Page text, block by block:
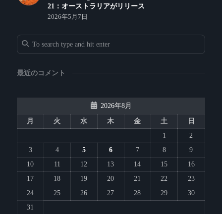
21：オーストラリアがリリース
2026年5月7日
最近のコメント
2026年8月
月 火 水 木 金 土
日
1
2
3
4 5 6 7 8
9
10
11 12 13 14 15
16
17
18 19 20 21 22
23
24
25 26 27 28 29
30
31